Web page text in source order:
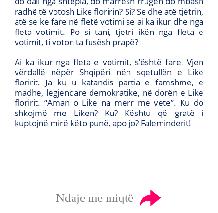
radhë të votosh Like floririn? Si? Se dhe atë tjetrin,
atë se ke fare në fletë votimi se ai ka ikur dhe nga
fleta votimit. Po si tani, tjetri ikën nga fleta e
votimit, ti voton ta fusësh prapë?
Ai ka ikur nga fleta e votimit, s’është fare. Vjen
vërdallë nëpër Shqipëri nën sqetullën e Like
floririt. Ja ku u katandis partia e famshme, e
madhe, legjendare demokratike, në dorën e Like
floririt. “Aman o Like na merr me vete”. Ku do
shkojmë me Liken? Ku? Kështu që gratë i
kuptojnë mirë këto punë, apo jo? Faleminderit!
Ndaje me miqtë